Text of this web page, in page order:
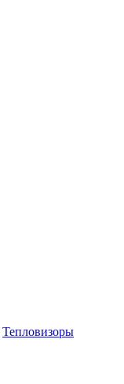
Тепловизоры